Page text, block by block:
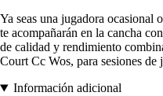
Ya seas una jugadora ocasional
te acompañarán en la cancha
de calidad y rendimiento
Court Cc Wos, para sesiones
Información adicional